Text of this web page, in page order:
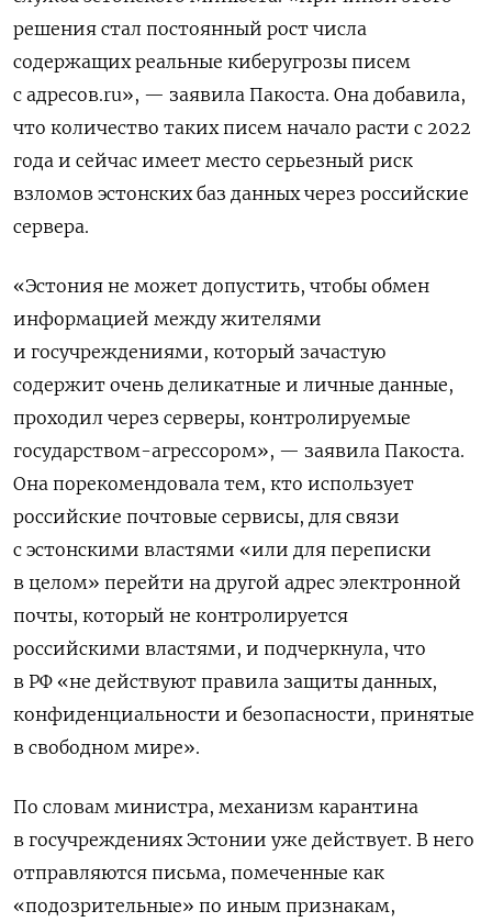
решения стал постоянный рост числа
содержащих реальные киберугрозы писем
с адресов.ru», — заявила Пакоста. Она добавила,
что количество таких писем начало расти с 2022
года и сейчас имеет место серьезный риск
взломов эстонских баз данных через российские
сервера.
«Эстония не может допустить, чтобы обмен
информацией между жителями
и госучреждениями, который зачастую
содержит очень деликатные и личные данные,
проходил через серверы, контролируемые
государством-агрессором», — заявила Пакоста.
Она порекомендовала тем, кто использует
российские почтовые сервисы, для связи
с эстонскими властями «или для переписки
в целом» перейти на другой адрес электронной
почты, который не контролируется
российскими властями, и подчеркнула, что
в РФ «не действуют правила защиты данных,
конфиденциальности и безопасности, принятые
в свободном мире».
По словам министра, механизм карантина
в госучреждениях Эстонии уже действует. В него
отправляются письма, помеченные как
«подозрительные» по иным признакам,